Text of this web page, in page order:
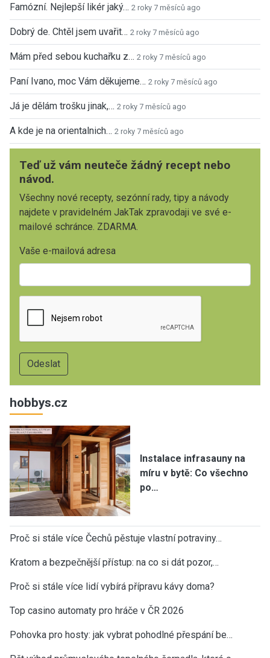
Famózní. Nejlepší likér jaký… 2 roky 7 měsíců ago
Dobrý de. Chtěl jsem uvařit… 2 roky 7 měsíců ago
Mám před sebou kuchařku z… 2 roky 7 měsíců ago
Paní Ivano, moc Vám děkujeme… 2 roky 7 měsíců ago
Já je dělám trošku jinak,… 2 roky 7 měsíců ago
A kde je na orientalnich… 2 roky 7 měsíců ago
Teď už vám neuteče žádný recept nebo
návod.
Všechny nové recepty, sezónní rady, tipy a návody
najdete v pravidelném JakTak zpravodaji ve své e-
mailové schránce. ZDARMA.
Vaše e-mailová adresa
hobbys.cz
Instalace infrasauny na
míru v bytě: Co všechno
po…
Proč si stále více Čechů pěstuje vlastní potraviny…
Kratom a bezpečnější přístup: na co si dát pozor,…
Proč si stále více lidí vybírá přípravu kávy doma?
Top casino automaty pro hráče v ČR 2026
Pohovka pro hosty: jak vybrat pohodlné přespání be…